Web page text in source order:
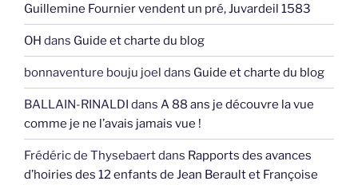
Guillemine Fournier vendent un pré, Juvardeil 1583
OH dans Guide et charte du blog
bonnaventure bouju joel dans Guide et charte du blog
BALLAIN-RINALDI dans A 88 ans je découvre la vue
comme je ne l’avais jamais vue !
Frédéric de Thysebaertdans Rapports des avances
d’hoiries des 12 enfants de Jean Berault et Françoise